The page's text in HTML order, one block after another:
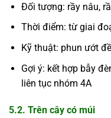
Đối tượng: rầy nâu,
Thời điểm: từ giai
Kỹ thuật: phun ướt
Gợi ý: kết hợp bẫy
liên tục nhóm 4A
5.2. Trên cây có múi